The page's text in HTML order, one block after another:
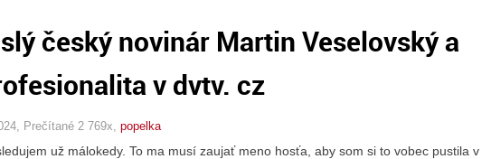
český novinár Martin Veselovský a
v dvtv. cz
Prečítané 2 769x, popelka
už málokedy. To ma musí zaujať meno hosťa, aby som si to vobec pustila v